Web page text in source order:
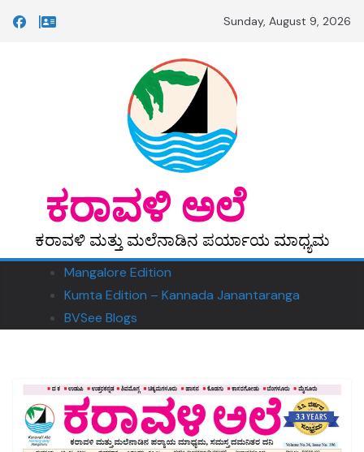
Sunday, August 9, 2026
‎ ‎‎ಕರಾವಳಿ ಅಲೆ
ಕರಾವಳಿ ಮತ್ತು ಮಲೆನಾಡಿನ ಪರ್ಯಾಯ ಮಾಧ್ಯಮ
Mangalore Edition
Kumta Edition – Kannada Janantaranga
BVSee Blogs